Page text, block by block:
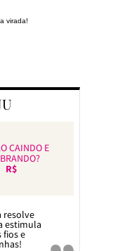
virada!
CAINDO E
R$
resolve
estimula
fios e